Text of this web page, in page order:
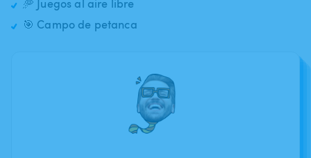
🥏 Juegos al aire libre
🎯 Campo de petanca